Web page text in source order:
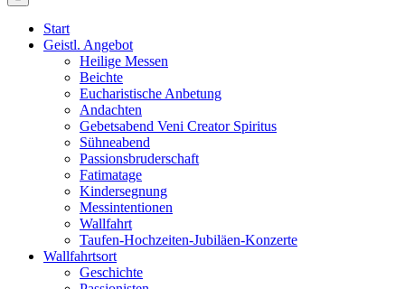
Start
Geistl. Angebot
Heilige Messen
Beichte
Eucharistische Anbetung
Andachten
Gebetsabend Veni Creator Spiritus
Sühneabend
Passionsbruderschaft
Fatimatage
Kindersegnung
Messintentionen
Wallfahrt
Taufen-Hochzeiten-Jubiläen-Konzerte
Wallfahrtsort
Geschichte